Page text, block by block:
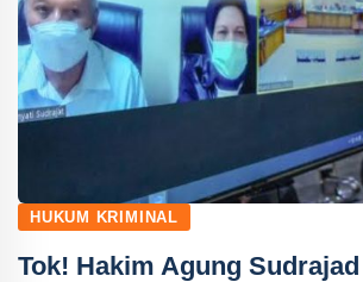
HUKUM KRIMINAL
Tok! Hakim Agung